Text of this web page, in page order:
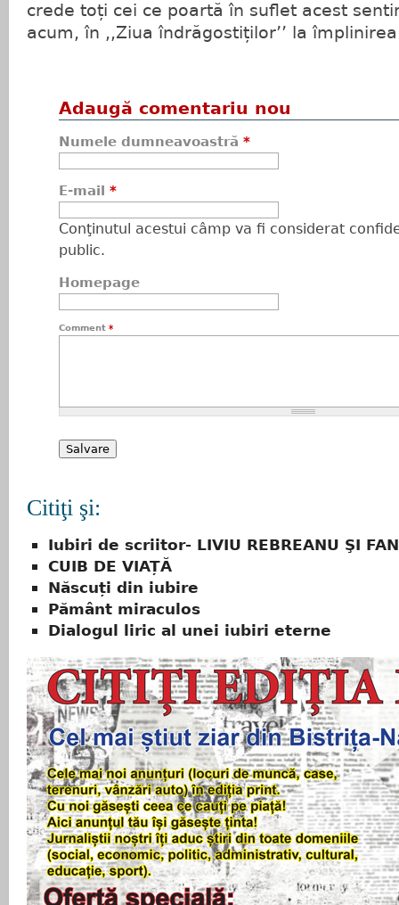
crede toți cei ce poartă în suflet acest
acum, în ,,Ziua îndrăgostiților’’ la
Adaugă comentariu nou
Numele dumneavoastră *
E-mail *
Conţinutul acestui câmp va fi considerat
public.
Homepage
Comment *
Citiţi şi:
Iubiri de scriitor- LIVIU REBREANU ŞI
CUIB DE VIAȚĂ
Născuți din iubire
Pământ miraculos
Dialogul liric al unei iubiri eterne